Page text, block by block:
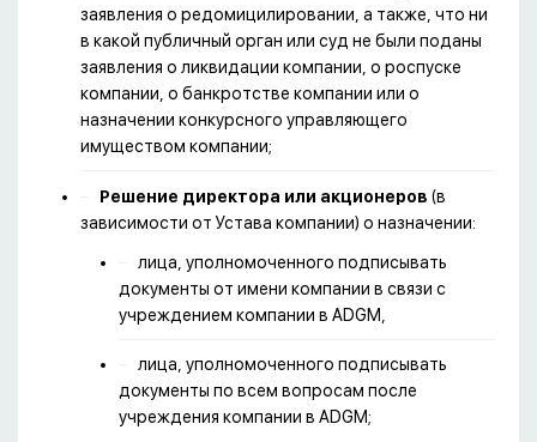
заявления о редомицилировании, а также, что ни
в какой публичный орган или суд не были поданы
заявления о ликвидации компании, о роспуске
компании, о банкротстве компании или о
назначении конкурсного управляющего
имуществом компании;
Решение директора или акционеров (в
зависимости от Устава компании) о назначении:
лица, уполномоченного подписывать
документы от имени компании в связи с
учреждением компании в ADGM,
лица, уполномоченного подписывать
документы по всем вопросам после
учреждения компании в ADGM;